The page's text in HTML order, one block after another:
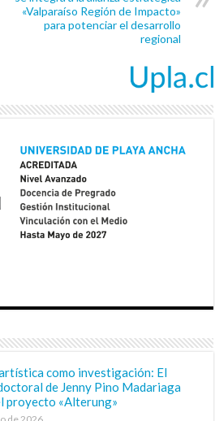
«Valparaíso Región de Impacto»
para potenciar el desarrollo
regional
como investigación: El
de Jenny Pino Madariaga
proyecto «Alterung»